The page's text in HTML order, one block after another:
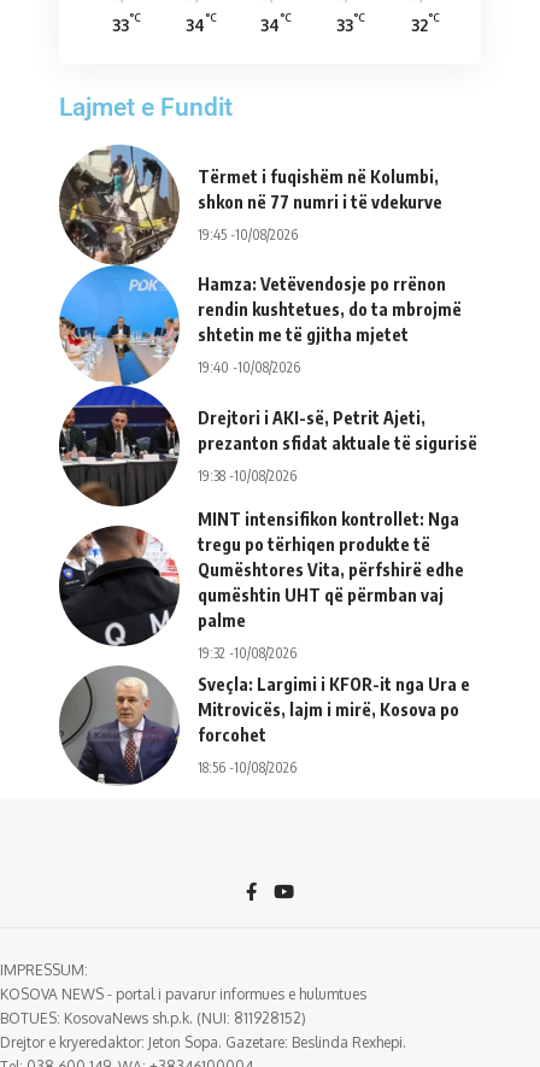
33°C 34°C 34°C 33°C 32°C
Lajmet e Fundit
Tërmet i fuqishëm në Kolumbi,
shkon në 77 numri i të vdekurve
19:45 -10/08/2026
Hamza: Vetëvendosje po rrënon
rendin kushtetues, do ta mbrojmë
shtetin me të gjitha mjetet
19:40 -10/08/2026
Drejtori i AKI-së, Petrit Ajeti,
prezanton sfidat aktuale të sigurisë
19:38 -10/08/2026
MINT intensifikon kontrollet: Nga
tregu po tërhiqen produkte të
Qumështores Vita, përfshirë edhe
qumështin UHT që përmban vaj
palme
19:32 -10/08/2026
Sveçla: Largimi i KFOR-it nga Ura e
Mitrovicës, lajm i mirë, Kosova po
forcohet
18:56 -10/08/2026
IMPRESSUM:
KOSOVA NEWS - portal i pavarur informues e hulumtues
BOTUES: KosovaNews sh.p.k. (NUI: 811928152)
Drejtor e kryeredaktor: Jeton Sopa. Gazetare: Beslinda Rexhepi.